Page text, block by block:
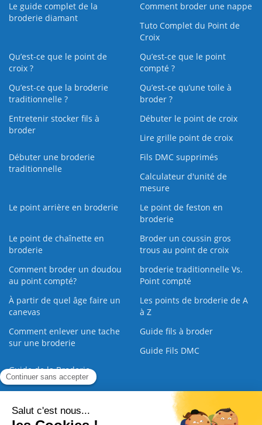
Le guide complet de la
broderie diamant
Comment broder une nappe
Tuto Complet du Point de
Croix
Qu’est-ce que le point de
croix ?
Qu’est-ce que le point
compté ?
Qu’est-ce que la broderie
traditionnelle ?
Qu’est‑ce qu’une toile à
broder ?
Entretenir stocker fils à
broder
Débuter le point de croix
Lire grille point de croix
Débuter une broderie
traditionnelle
Fils DMC supprimés
Calculateur d'unité de
mesure
Le point arrière en broderie
Le point de feston en
broderie
Le point de chaînette en
broderie
Broder un coussin gros
trous au point de croix
Comment broder un doudou
au point compté?
broderie traditionnelle Vs.
Point compté
À partir de quel âge faire un
canevas
Les points de broderie de A
à Z
Comment enlever une tache
sur une broderie
Guide fils à broder
Guide Fils DMC
Guide de la Broderie